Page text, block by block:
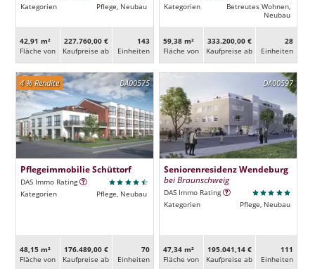
Kategorien
Pflege, Neubau
42,91 m²
Fläche von
227.760,00 €
Kaufpreise ab
143
Ein­heiten
Kategorien
Betreutes Wohnen,
Neubau
59,38 m²
Fläche von
333.200,00 €
Kaufpreise ab
28
Ein­heiten
DA00575
4 % Rendite
Pflegeimmobilie Schüttorf
DAS Immo Rating
Kategorien
Pflege, Neubau
48,15 m²
Fläche von
176.489,00 €
Kaufpreise ab
70
Ein­heiten
DA00597
Seniorenresidenz Wendeburg
bei Braunschweig
DAS Immo Rating
Kategorien
Pflege, Neubau
47,34 m²
Fläche von
195.041,14 €
Kaufpreise ab
111
Ein­heiten